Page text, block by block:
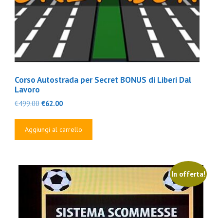
Corso Autostrada per Secret BONUS di Liberi Dal
Lavoro
€499.00 Il
era:
€62.00Il
è:
Aggiungi al carrello
In offerta!